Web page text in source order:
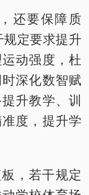
还要保障质
定要求提升
动强度，杜
深化数智赋
升教学、训
度，提升学
，若干规定